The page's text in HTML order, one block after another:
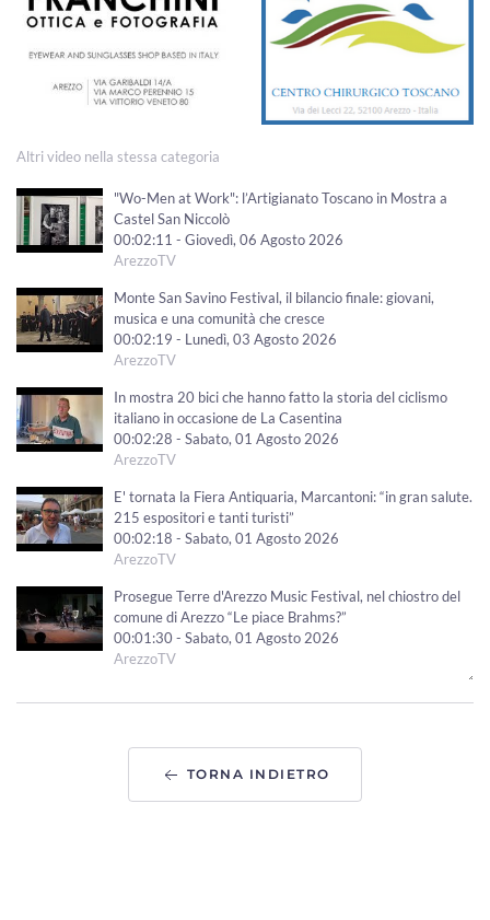
Altri video nella stessa categoria
"Wo-Men at Work": l’Artigianato Toscano in Mostra a
Castel San Niccolò
00:02:11 - Giovedì, 06 Agosto 2026
ArezzoTV
Monte San Savino Festival, il bilancio finale: giovani,
musica e una comunità che cresce
00:02:19 - Lunedì, 03 Agosto 2026
ArezzoTV
In mostra 20 bici che hanno fatto la storia del ciclismo
italiano in occasione de La Casentina
00:02:28 - Sabato, 01 Agosto 2026
ArezzoTV
E' tornata la Fiera Antiquaria, Marcantoni: “in gran salute.
215 espositori e tanti turisti”
00:02:18 - Sabato, 01 Agosto 2026
ArezzoTV
Prosegue Terre d'Arezzo Music Festival, nel chiostro del
comune di Arezzo “Le piace Brahms?”
00:01:30 - Sabato, 01 Agosto 2026
ArezzoTV
TORNA INDIETRO